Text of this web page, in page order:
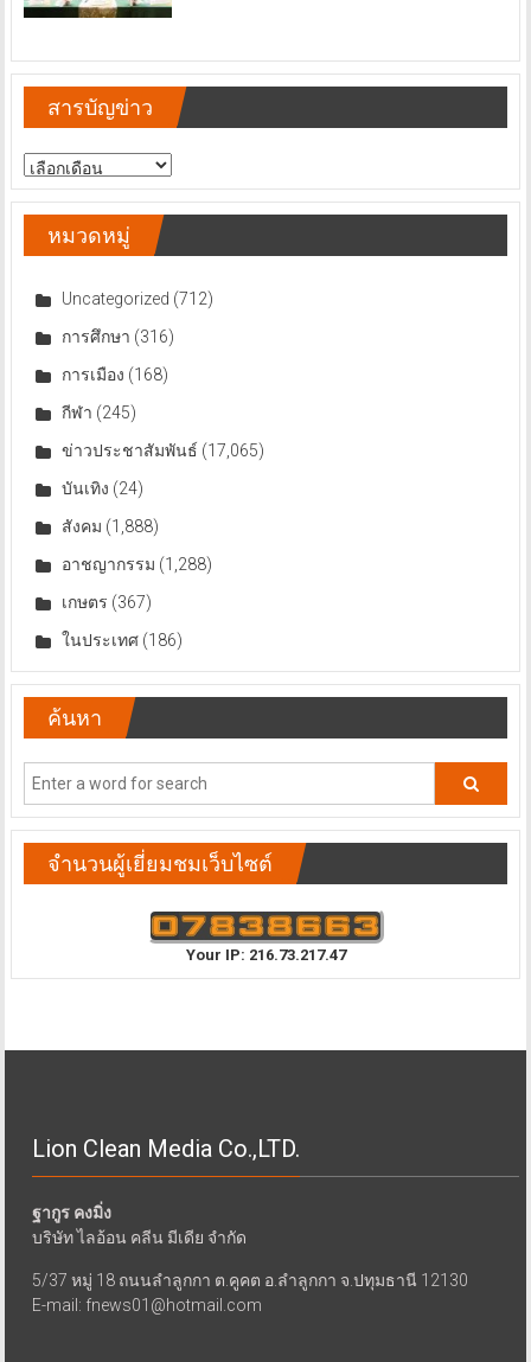
สารบัญข่าว
สารบัญ
ข่าว
หมวดหมู่
Uncategorized (712)
การศึกษา (316)
การเมือง (168)
กีฬา (245)
ข่าวประชาสัมพันธ์ (17,065)
บันเทิง (24)
สังคม (1,888)
อาชญากรรม (1,288)
เกษตร (367)
ในประเทศ(186)
ค้นหา
จำนวนผู้เยี่ยมชมเว็บไซต์
Your IP: 216.73.217.47
Lion Clean Media Co.,LTD.
ฐากูร คงมิ่ง
บริษัท ไลอ้อน คลีน มีเดีย จำกัด
5/37 หมู่ 18 ถนนลำลูกกา ต.คูคต อ.ลำลูกกา จ.ปทุมธานี 12130
E-mail: fnews01@hotmail.com